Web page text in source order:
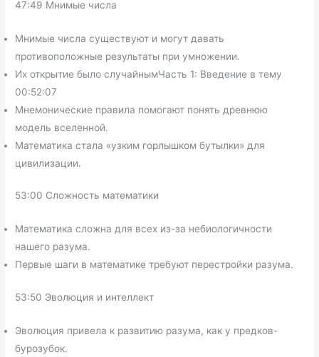
47:49 Мнимые числа
Мнимые числа существуют и могут давать
противоположные результаты при умножении.
Их открытие было случайнымЧасть 1: Введение в тему
00:52:07
Мнемонические правила помогают понять древнюю
модель вселенной.
Математика стала «узким горлышком бутылки» для
цивилизации.
53:00 Сложность математики
Математика сложна для всех из-за небиологичности
нашего разума.
Первые шаги в математике требуют перестройки разума.
53:50 Эволюция и интеллект
Эволюция привела к развитию разума, как у предков-
бурозубок.